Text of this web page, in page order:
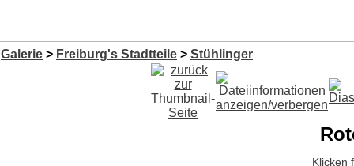
Galerie > Freiburg's Stadtteile > Stühlinger
Klicken